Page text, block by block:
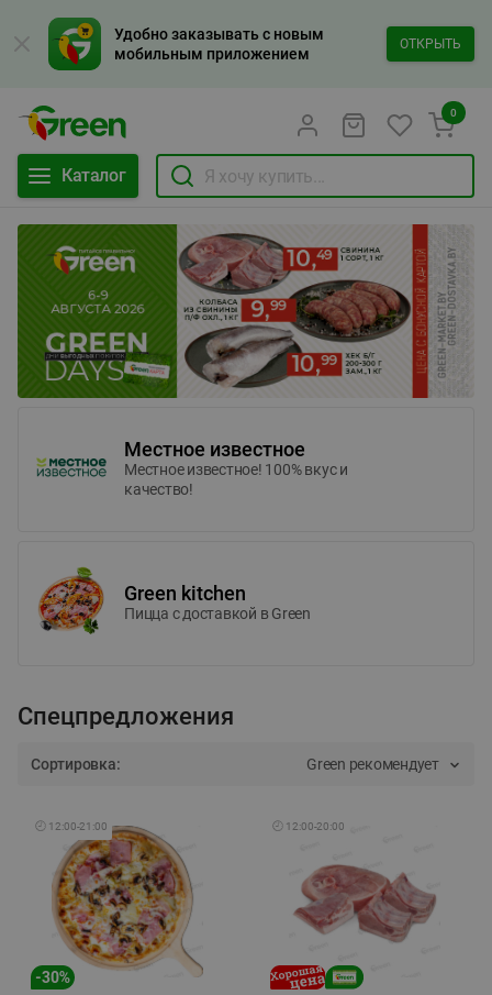
Удобно заказывать с новым
мобильным приложением
ОТКРЫТЬ
Каталог
0
Местное известное
Местное известное! 100% вкус и
качество!
Green kitchen
Пицца c доставкой в Green
Спецпредложения
Сортировка: Green рекомендует
🕘 12:00-21:00
-30%
🕘 12:00-20:00